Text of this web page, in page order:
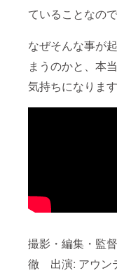
ていることなので
なぜそんな事が
まうのかと、本
気持ちになります
撮影・編集・監
徹 出演: アウン